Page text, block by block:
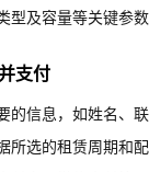
型及容量等关键参数
支付
的信息，如姓名、
所选的租赁周期和